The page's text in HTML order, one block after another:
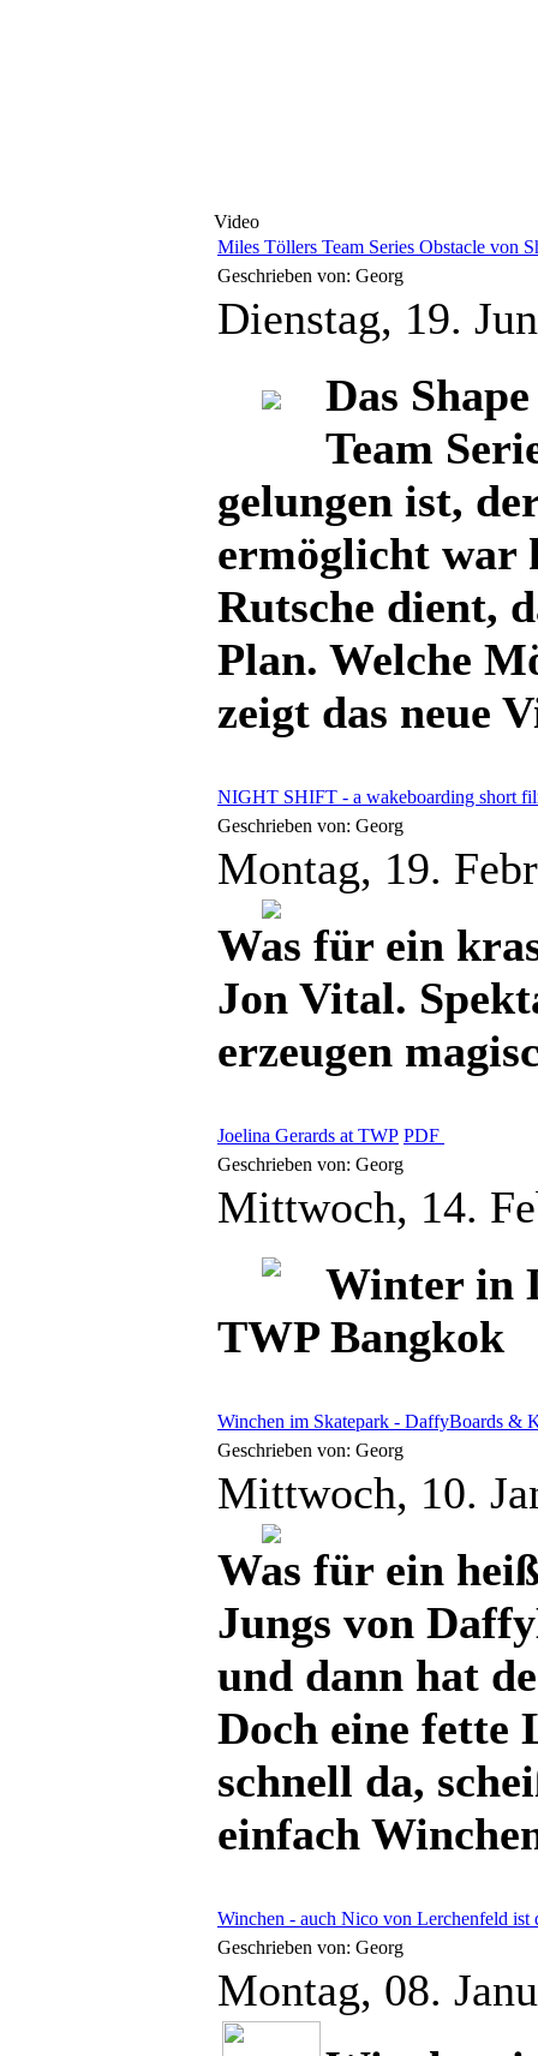
Video
Miles Töllers Team Series Obstacle von
Geschrieben von: Georg
Dienstag, 19.
Das
Team
gelungen ist,
ermöglicht war
Rutsche dient,
Plan. Welche
zeigt das neue
NIGHT SHIFT - a wakeboarding short
Geschrieben von: Georg
Montag, 19.
Was für ein
Jon Vital.
erzeugen
Joelina Gerards at TWP PDF
Geschrieben von: Georg
Mittwoch, 14.
Winter in
TWP Bangkok
Winchen im Skatepark - DaffyBoards &
Geschrieben von: Georg
Mittwoch, 10.
Was für ein
Jungs von
und dann hat
Doch eine fette
schnell da,
einfach
Winchen - auch Nico von Lerchenfeld ist
Geschrieben von: Georg
Montag, 08.